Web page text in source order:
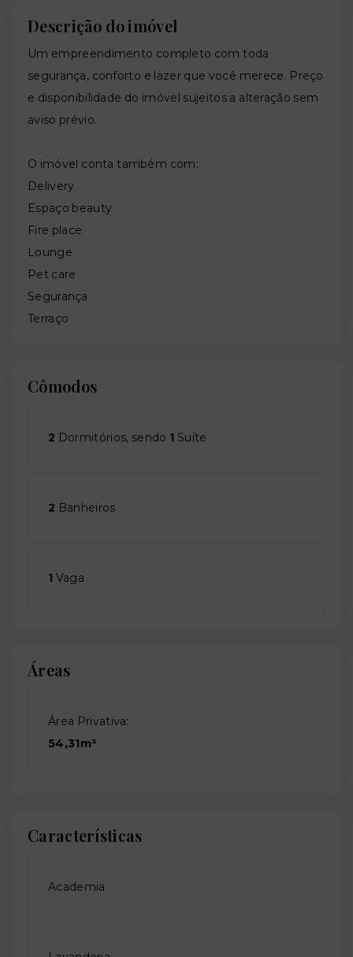
Descrição do imóvel
Um empreendimento completo com toda
segurança, conforto e lazer que você merece. Preço
e disponibilidade do imóvel sujeitos a alteração sem
aviso prévio.
O imóvel conta também com:
Delivery
Espaço beauty
Fire place
Lounge
Pet care
Segurança
Terraço
Cômodos
2 Dormitórios, sendo 1 Suíte
2 Banheiros
1 Vaga
Áreas
Área Privativa:
54,31m²
Características
Academia